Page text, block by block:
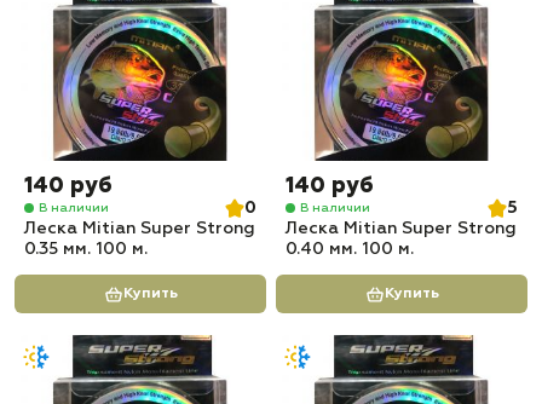
140 руб
В наличии
0
Леска Mitian Super Strong
0.35 мм. 100 м.
Купить
140 руб
В наличии
5
Леска Mitian Super Strong
0.40 мм. 100 м.
Купить